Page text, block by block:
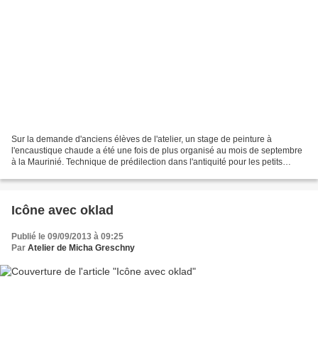
Sur la demande d'anciens élèves de l'atelier, un stage de peinture à
l'encaustique chaude a été une fois de plus organisé au mois de septembre
à la Maurinié. Technique de prédilection dans l'antiquité pour les petits
Icône avec oklad
Publié le 09/09/2013 à 09:25
Par Atelier de Micha Greschny